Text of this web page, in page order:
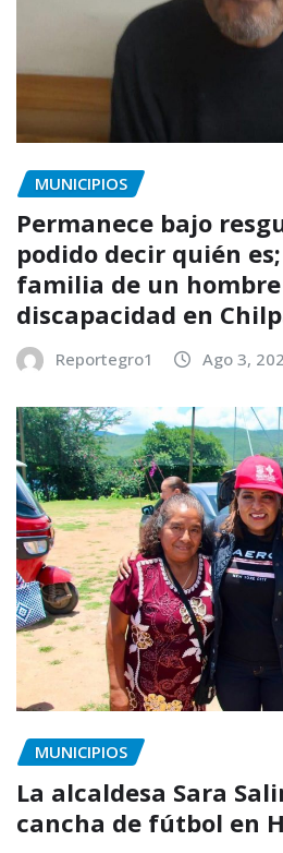
MUNICIPIOS
Permanece bajo
podido decir quién
familia de un
discapacidad en
Reportegro1 Ago 3,
MUNICIPIOS
La alcaldesa Sara
cancha de fútbol en